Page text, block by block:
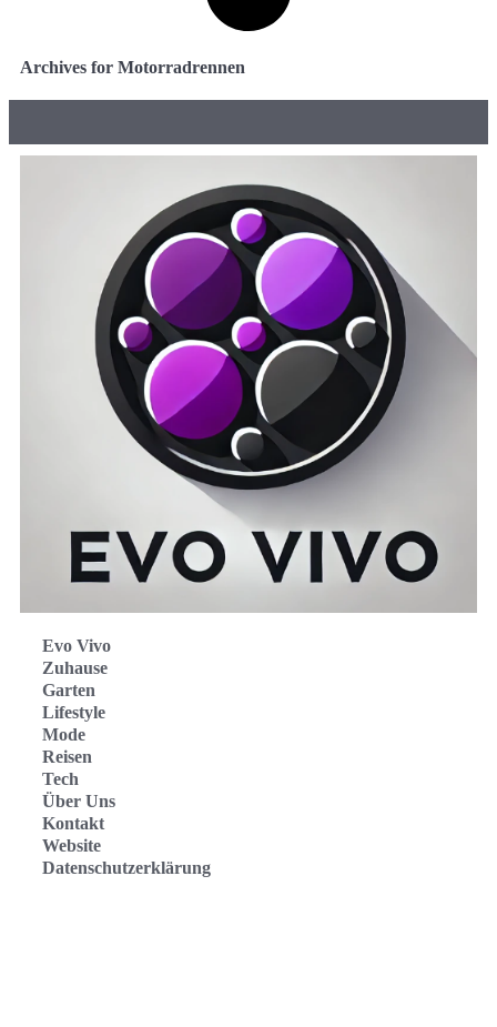
Archives for Motorradrennen
Evo Vivo
Zuhause
Garten
Lifestyle
Mode
Reisen
Tech
Über Uns
Kontakt
Website
Datenschutzerklärung